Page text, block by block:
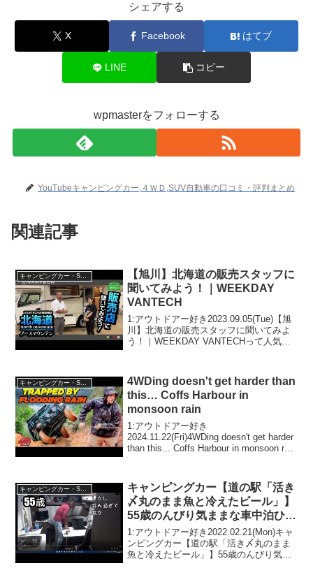
シェアする
X Facebook はてブ
LINE コピー
wpmasterをフォローする
YouTubeキャンピングカー,４ＷＤ,SUV自動車の口コミ・評判まとめ
関連記事
キャンピングカー・SUV人気車種
【旭川】北海道の販売スタッフに
聞いてみよう！｜WEEKDAY
VANTECH
1:アウトドアー好き2023.09.05(Tue)【旭
川】北海道の販売スタッフに聞いてみよ
う！｜WEEKDAY VANTECHって人気で
注目です！3:...
4WDing doesn't get harder than
this… Coffs Harbour in
monsoon rain
1:アウトドアー好き
2024.11.22(Fri)4WDing doesn't get harder
than this... Coffs Harbour in monsoon rain
キャンピングカー・SUV人気車種
キャンピングカー【道の駅「活き
〆丸のまま魚と冷えたビール」】
55歳のんびり気ままな車中泊ひと
り旅 「宇土マリーナ」
1:アウトドアー好き2022.02.21(Mon)キャ
ンピングカー【道の駅「活き〆丸のまま
魚と冷えたビール」】55歳のんびり気ま